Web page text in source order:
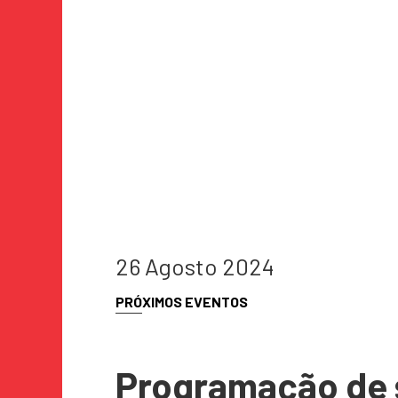
26 Agosto 2024
PRÓXIMOS EVENTOS
Programação